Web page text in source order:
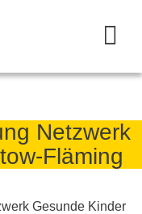
Netzwerk
Fläming
Gesunde Kinder